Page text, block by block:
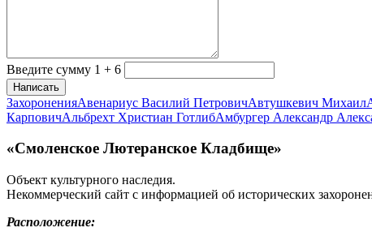
Введите сумму 1 + 6
Написать
ЗахороненияАвенариус Василий ПетровичАвтушкевич Михаил
КарповичАльбрехт Христиан ГотлибАмбургер Александр
«Смоленское Лютеранское Кладбище»
Объект культурного наследия.
Некоммерческий сайт с информацией об исторических
Расположение: